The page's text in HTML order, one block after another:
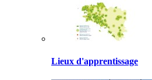
Lieux d'apprentissage